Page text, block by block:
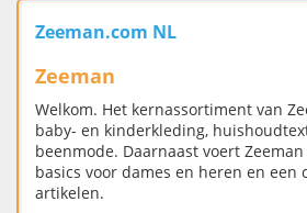
Zeeman.com NL
Zeeman
Welkom. Het kernassortiment van
baby- en kinderkleding,
beenmode. Daarnaast voert
basics voor dames en heren en een
artikelen.